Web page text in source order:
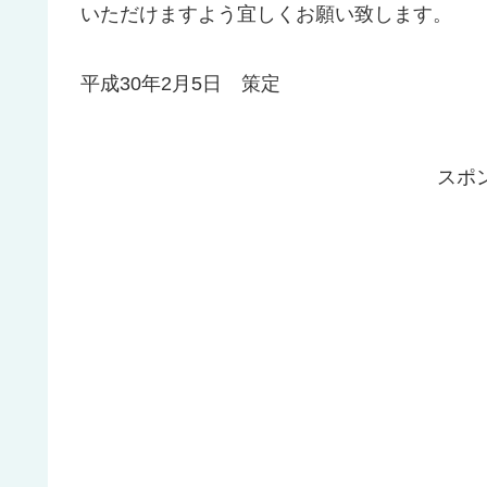
いただけますよう宜しくお願い致します。
平成30年2月5日 策定
スポ